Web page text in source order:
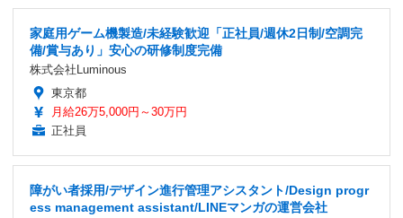
家庭用ゲーム機製造/未経験歓迎「正社員/週休2日制/空調完
備/賞与あり」安心の研修制度完備
株式会社Luminous
東京都
月給26万5,000円～30万円
正社員
障がい者採用/デザイン進行管理アシスタント/Design progr
ess management assistant/LINEマンガの運営会社